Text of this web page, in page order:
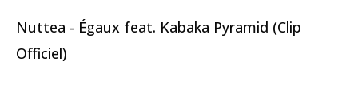
Nuttea - Égaux feat. Kabaka Pyramid (Clip
Officiel)